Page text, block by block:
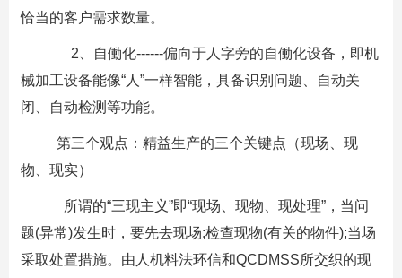
恰当的客户需求数量。
2、自働化------偏向于人字旁的自働化设备，即机
械加工设备能像“人”一样智能，具备识别问题、自动关
闭、自动检测等功能。
第三个观点：精益生产的三个关键点（现场、现
物、现实）
所谓的“三现主义”即“现场、现物、现处理”，当问
题(异常)发生时，要先去现场;检查现物(有关的物件);当场
采取处置措施。由人机料法环信和QCDMSS所交织的现